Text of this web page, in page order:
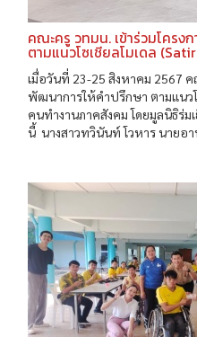
คณะครู วทมน. เข้าร่วมโครง
ตามแนวโซเชียลโมเดล
เมื่อวันที่ 23-25 สิงหาคม 2567 ค
พัฒนาการให้คำปรึกษา ตามแนว
คนทำงานภาคสังคม โดยมูลนิธิร่
นี้ นางสาวทวินันท์ โวหาร นายอ